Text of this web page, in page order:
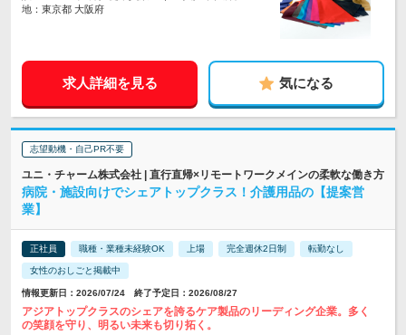
地：東京都 大阪府
求人詳細を見る 気になる
志望動機・自己PR不要
ユニ・チャーム株式会社 | 直行直帰×リモートワークメインの柔軟な働き方
病院・施設向けでシェアトップクラス！介護用品の【提案営
業】
正社員 職種・業種未経験OK 上場 完全週休2日制 転勤なし
女性のおしごと掲載中
情報更新日：2026/07/24 終了予定日：2026/08/27
アジアトップクラスのシェアを誇るケア製品のリーディング企業。多く
の笑顔を守り、明るい未来も切り拓く。